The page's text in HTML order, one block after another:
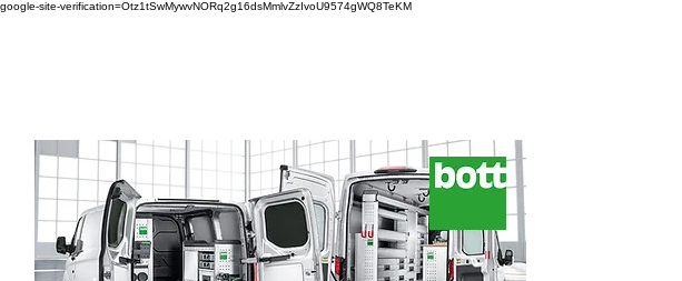
google-site-verification=Otz1tSwMywvNORq2g16dsMmlvZzIvoU9574gWQ8TeKM